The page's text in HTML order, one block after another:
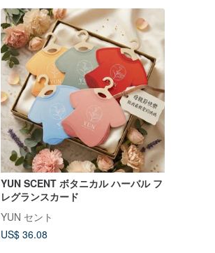
YUN SCENT ボタニカル ハーバル フ
レグランスカード
YUN セント
US$ 36.08